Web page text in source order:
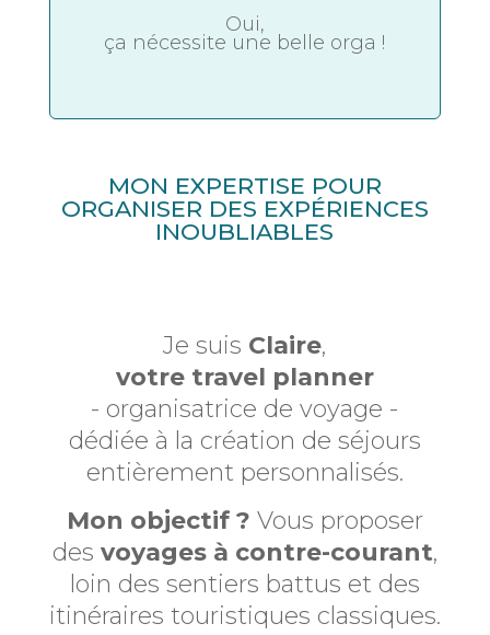
Oui,
ça nécessite une belle orga !
MON EXPERTISE POUR
ORGANISER DES EXPÉRIENCES
INOUBLIABLES
Je suis Claire,
votre travel planner
- organisatrice de voyage -
dédiée à la création de séjours
entièrement personnalisés.
Mon objectif ? Vous proposer
des voyages à contre-courant,
loin des sentiers battus et des
itinéraires touristiques classiques.